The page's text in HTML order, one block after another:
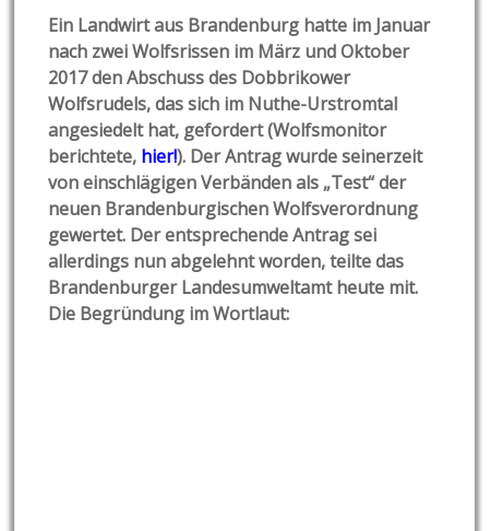
Ein Landwirt aus Brandenburg hatte im Januar
nach zwei Wolfsrissen im März und Oktober
2017 den Abschuss des Dobbrikower
Wolfsrudels, das sich im Nuthe-Urstromtal
angesiedelt hat, gefordert (Wolfsmonitor
berichtete, hier!). Der Antrag wurde seinerzeit
von einschlägigen Verbänden als „Test“ der
neuen Brandenburgischen Wolfsverordnung
gewertet. Der entsprechende Antrag sei
allerdings nun abgelehnt worden, teilte das
Brandenburger Landesumweltamt heute mit.
Die Begründung im Wortlaut: